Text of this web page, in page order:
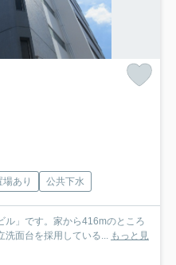
あり 公共下水
ル」です。家から416mのところ
洗面台を採用している... もっと見